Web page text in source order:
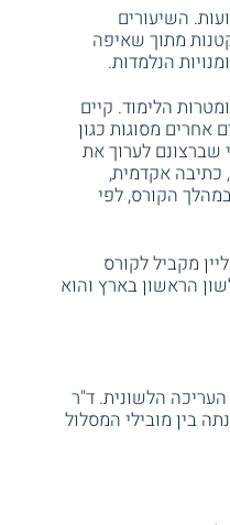
השיעורים
מתוך שאיפה
הנלמדות.
הלימוד. קיים
אחרים מסוגות כגון
שברצונם לערוך את
כתיבה אקדמית,
הקורס, לפי
מקביל לקורס
הראשון בארץ והוא
הלשונית. ד"ר
בין מובילי המסלול